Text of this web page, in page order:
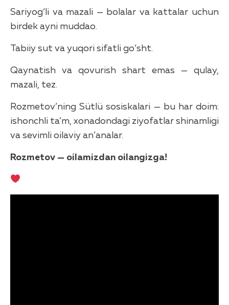
Sariyog‘li va mazali — bolalar va kattalar uchun
birdek ayni muddao.
Tabiiy sut va yuqori sifatli go‘sht.
Qaynatish va qovurish shart emas — qulay,
mazali, tez.
Rozmetov’ning Sütlü sosiskalari — bu har doim:
ishonchli ta’m, xonadondagi ziyofatlar shinamligi
va sevimli oilaviy an’analar.
Rozmetov — oilamizdan oilangizga!